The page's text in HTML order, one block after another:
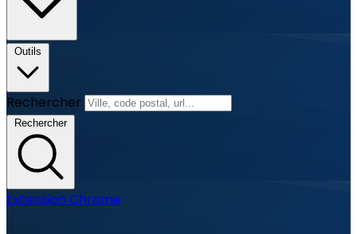
Outils
Rechercher
Rechercher
Extension Chrome